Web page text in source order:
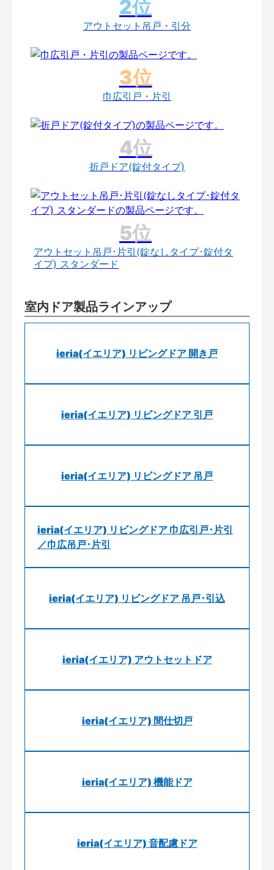
アウトセット吊戸・引分
巾広引戸・片引
折戸ドア(錠付タイプ)
アウトセット吊戸･片引(錠なしタイプ･錠付タ
イプ) スタンダード
室内ドア製品ラインアップ
ieria(イエリア) リビングドア 開き戸
ieria(イエリア) リビングドア 引戸
ieria(イエリア) リビングドア 吊戸
ieria(イエリア) リビングドア 巾広引戸･片引
／巾広吊戸･片引
ieria(イエリア) リビングドア 吊戸･引込
ieria(イエリア) アウトセットドア
ieria(イエリア) 間仕切戸
ieria(イエリア) 機能ドア
ieria(イエリア) 音配慮ドア